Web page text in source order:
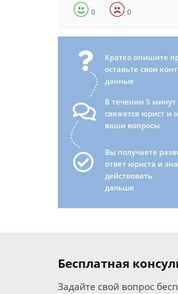
0 0
Кратко опишите
оставьте свои
данные
В течении 5 минут
свяжется юрист и
ваши вопросы
Вы получаете
ответ юриста и
действовать
дальше
Бесплатная
Задайте свой вопрос